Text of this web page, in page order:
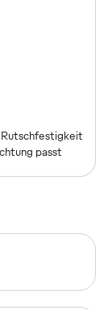
Böden
passt